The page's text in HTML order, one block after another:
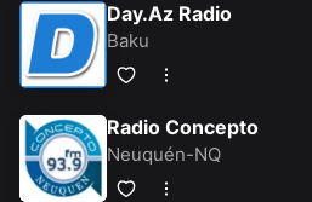
Day.Az Radio
Baku
Radio Concepto
Neuquén-NQ